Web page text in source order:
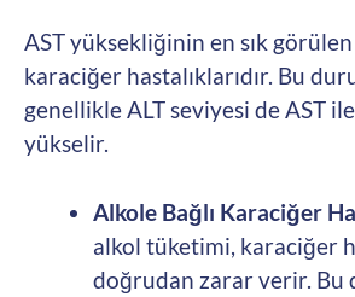
AST yüksekliğinin en sık
karaciğer hastalıklarıdır. Bu
genellikle ALT seviyesi de AST
yükselir.
Alkole Bağlı Karaciğer
alkol tüketimi, karaciğer
doğrudan zarar verir. Bu